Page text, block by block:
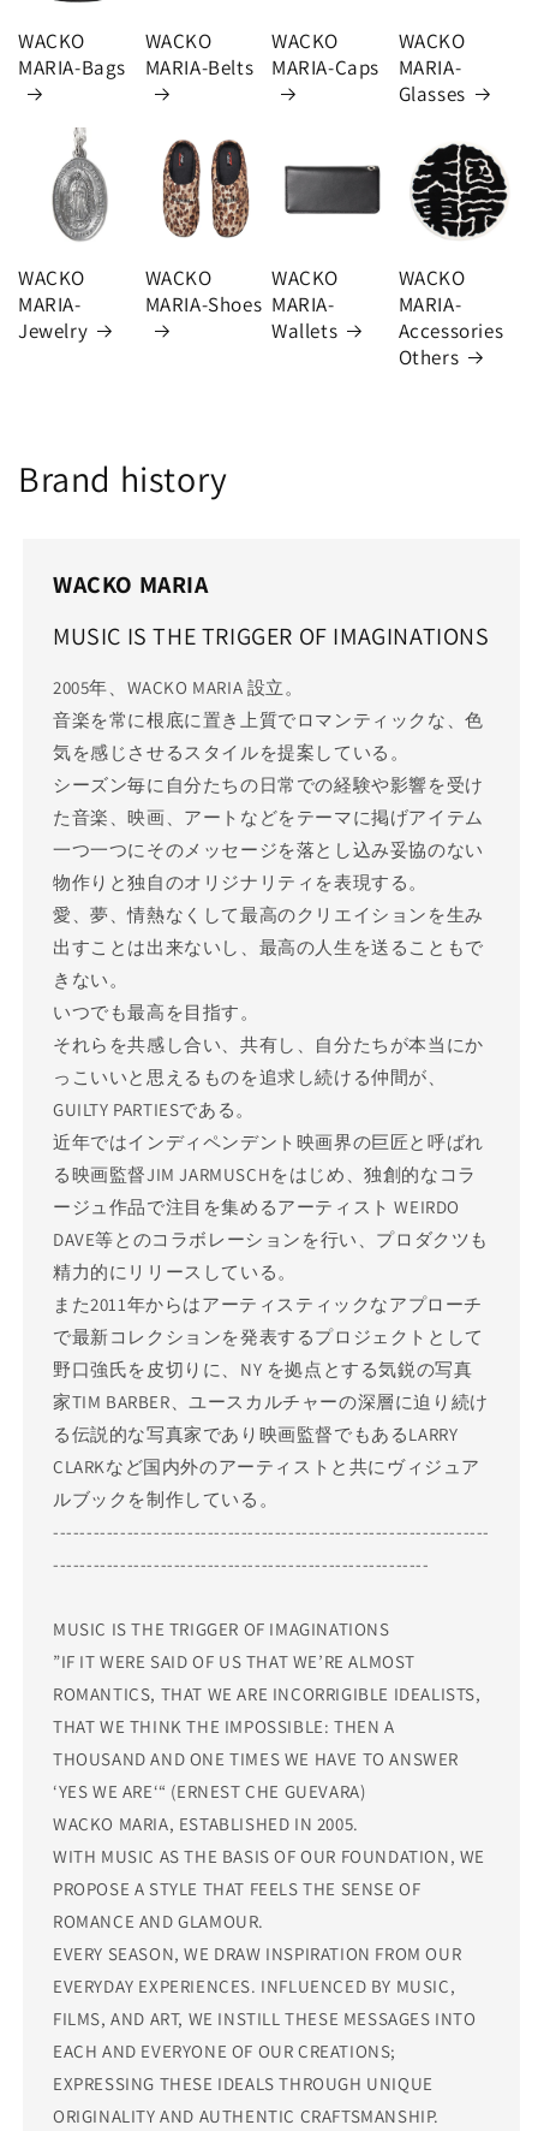
WACKO
MARIA-Bags
WACKO
MARIA-Belts
WACKO
MARIA-Caps
WACKO
MARIA-
Glasses
WACKO
MARIA-
Jewelry
WACKO
MARIA-Shoes
WACKO
MARIA-
Wallets
WACKO
MARIA-
Accessories
Others
Brand history
WACKO MARIA
MUSIC IS THE TRIGGER OF IMAGINATIONS
2005年、WACKO MARIA 設立。
音楽を常に根底に置き上質でロマンティックな、色
気を感じさせるスタイルを提案している。
シーズン毎に自分たちの日常での経験や影響を受け
た音楽、映画、アートなどをテーマに掲げアイテム
一つ一つにそのメッセージを落とし込み妥協のない
物作りと独自のオリジナリティを表現する。
愛、夢、情熱なくして最高のクリエイションを生み
出すことは出来ないし、最高の人生を送ることもで
きない。
いつでも最高を目指す。
それらを共感し合い、共有し、自分たちが本当にか
っこいいと思えるものを追求し続ける仲間が、
GUILTY PARTIESである。
近年ではインディペンデント映画界の巨匠と呼ばれ
る映画監督JIM JARMUSCHをはじめ、独創的なコラ
ージュ作品で注目を集めるアーティスト WEIRDO
DAVE等とのコラボレーションを行い、プロダクツも
精力的にリリースしている。
また2011年からはアーティスティックなアプローチ
で最新コレクションを発表するプロジェクトとして
野口強氏を皮切りに、NY を拠点とする気鋭の写真
家TIM BARBER、ユースカルチャーの深層に迫り続け
る伝説的な写真家であり映画監督でもあるLARRY
CLARKなど国内外のアーティストと共にヴィジュア
ルブックを制作している。
-----------------------------------------------------------------
--------------------------------------------------------
MUSIC IS THE TRIGGER OF IMAGINATIONS
”IF IT WERE SAID OF US THAT WE’RE ALMOST
ROMANTICS, THAT WE ARE INCORRIGIBLE IDEALISTS,
THAT WE THINK THE IMPOSSIBLE: THEN A
THOUSAND AND ONE TIMES WE HAVE TO ANSWER
‘YES WE ARE‘“ (ERNEST CHE GUEVARA)
WACKO MARIA, ESTABLISHED IN 2005.
WITH MUSIC AS THE BASIS OF OUR FOUNDATION, WE
PROPOSE A STYLE THAT FEELS THE SENSE OF
ROMANCE AND GLAMOUR.
EVERY SEASON, WE DRAW INSPIRATION FROM OUR
EVERYDAY EXPERIENCES. INFLUENCED BY MUSIC,
FILMS, AND ART, WE INSTILL THESE MESSAGES INTO
EACH AND EVERYONE OF OUR CREATIONS;
EXPRESSING THESE IDEALS THROUGH UNIQUE
ORIGINALITY AND AUTHENTIC CRAFTSMANSHIP.